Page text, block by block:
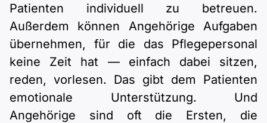
Patienten individuell zu betreuen.
Außerdem können Angehörige Aufgaben
übernehmen, für die das Pflegepersonal
keine Zeit hat — einfach dabei sitzen,
reden, vorlesen. Das gibt dem Patienten
emotionale Unterstützung. Und
Angehörige sind oft die Ersten, die